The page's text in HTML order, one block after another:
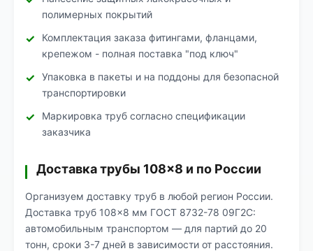
полимерных покрытий
Комплектация заказа фитингами, фланцами,
крепежом - полная поставка "под ключ"
Упаковка в пакеты и на поддоны для безопасной
транспортировки
Маркировка труб согласно спецификации
заказчика
Доставка трубы 108×8 и по России
Организуем доставку труб в любой регион России.
Доставка труб 108×8 мм ГОСТ 8732-78 09Г2С:
автомобильным транспортом — для партий до 20
тонн, сроки 3-7 дней в зависимости от расстояния.